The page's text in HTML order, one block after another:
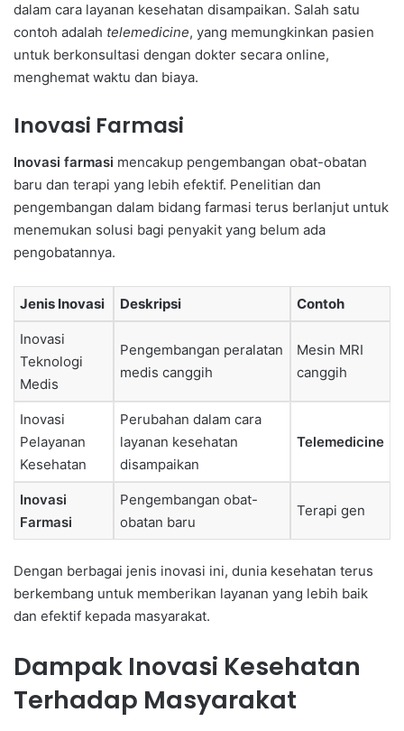
dalam cara layanan kesehatan disampaikan. Salah satu
contoh adalah telemedicine, yang memungkinkan pasien
untuk berkonsultasi dengan dokter secara online,
menghemat waktu dan biaya.
Inovasi Farmasi
Inovasi farmasi mencakup pengembangan obat-obatan
baru dan terapi yang lebih efektif. Penelitian dan
pengembangan dalam bidang farmasi terus berlanjut untuk
menemukan solusi bagi penyakit yang belum ada
pengobatannya.
Jenis Inovasi Deskripsi Contoh
Inovasi
Teknologi
Medis
Pengembangan peralatan
medis canggih
Mesin MRI
canggih
Inovasi
Pelayanan
Kesehatan
Perubahan dalam cara
layanan kesehatan
disampaikan
Telemedicine
Inovasi
Farmasi
Pengembangan obat-
obatan baru
Terapi gen
Dengan berbagai jenis inovasi ini, dunia kesehatan terus
berkembang untuk memberikan layanan yang lebih baik
dan efektif kepada masyarakat.
Dampak Inovasi Kesehatan
Terhadap Masyarakat